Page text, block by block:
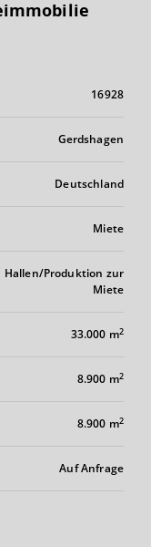
16928
Gerdshagen
Deutschland
Miete
Hallen/Produktion zur
Miete
33.000 m2
8.900 m2
8.900 m2
Auf Anfrage